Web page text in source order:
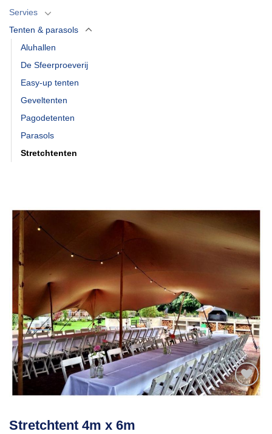
Servies
Tenten & parasols
Aluhallen
De Sfeerproeverij
Easy-up tenten
Geveltenten
Pagodetenten
Parasols
Stretchtenten
Stretchtent 4m x 6m